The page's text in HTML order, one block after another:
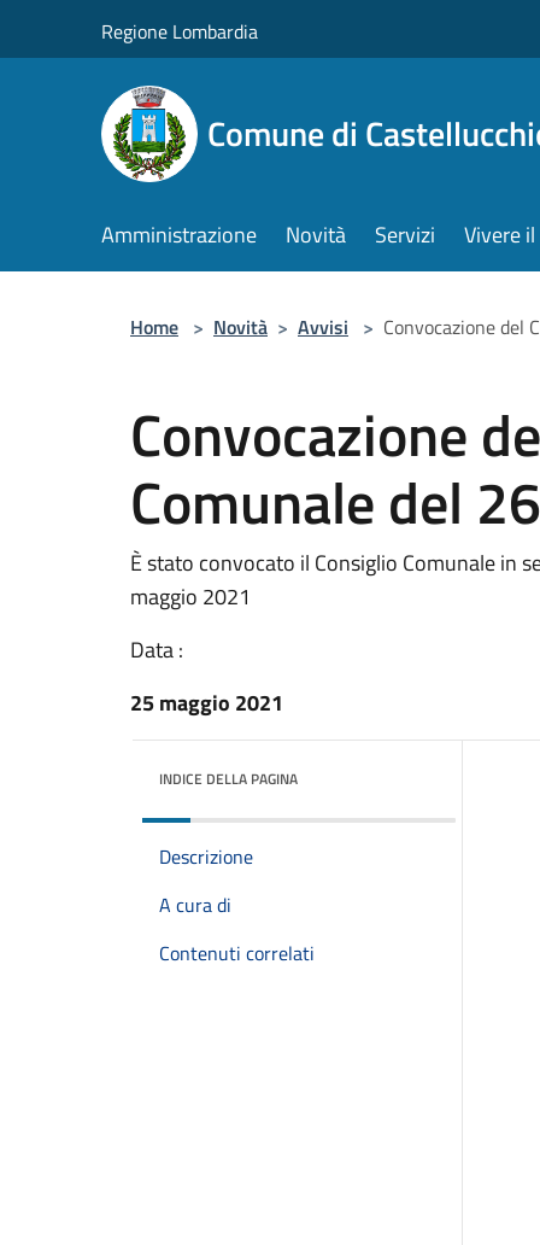
Regione Lombardia
Comune di
Amministrazione Novità Servizi Vivere
Home > Novità > Avvisi > Convocazione del
Convocazione
Comunale del
È stato convocato il Consiglio Comunale in
maggio 2021
Data :
25 maggio 2021
INDICE DELLA PAGINA
Descrizione
A cura di
Contenuti correlati